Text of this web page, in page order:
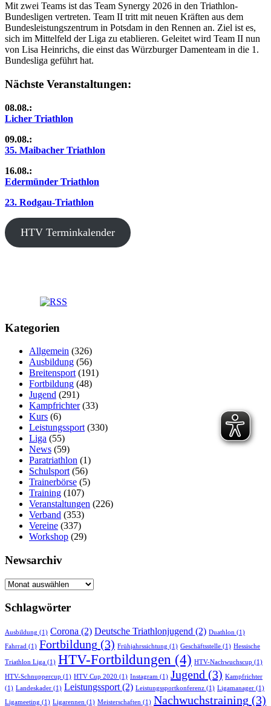
Mit zwei Teams ist das Team Synergy 2026 in den Triathlon-
Bundesligen vertreten. Team II tritt mit neuen Kräften aus dem
Bundesleistungszentrum in Potsdam in den Rennen an. Ziel ist es,
sich im Mittelfeld der Liga zu etablieren. Geleitet wird Team II nun
von Lisa Heinrichs, die einst das Würzburger Damenteam in die 1.
Bundesliga geführt hat.
Nächste Veranstaltungen:
08.08.:
Licher Triathlon
09.08.:
35. Maibacher Triathlon
16.08.:
Edermünder Triathlon
23. Rodgau-Triathlon
HTV Terminkalender
Kategorien
Allgemein (326)
Ausbildung (56)
Breitensport (191)
Fortbildung (48)
Jugend (291)
Kampfrichter(33)
Kurs (6)
Leistungssport (330)
Liga (55)
News (59)
Paratriathlon (1)
Schulsport (56)
Trainerbörse (5)
Training (107)
Veranstaltungen (226)
Verband (353)
Vereine (337)
Workshop (29)
Newsarchiv
Newsarchiv
Schlagwörter
Ausbildung (1) Corona (2) Deutsche Triathlonjugend (2) Duathlon (1)
Fahrrad (1) Fortbildung (3) Frühjahrssichtung (1) Geschäftsstelle (1) Hessische
Triathlon Liga (1) HTV-Fortbildungen (4) HTV-Nachwuchscup (1)
HTV-Schnuppercup (1) HTV Cup 2020 (1) Instagram (1) Jugend (3) Kampfrichter
(1) Landeskader (1) Leistungssport(2) Leistungssportkonferenz (1) Ligamanager (1)
Ligameeting (1) Ligarennen (1) Meisterschaften (1) Nachwuchstraining (3)